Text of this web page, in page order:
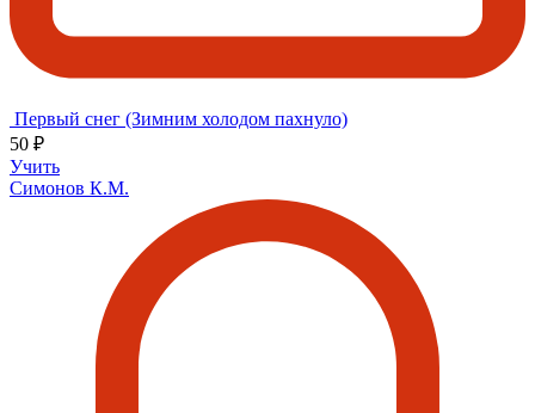
Первый снег (Зимним холодом пахнуло)
50 ₽
Учить
Симонов К.М.